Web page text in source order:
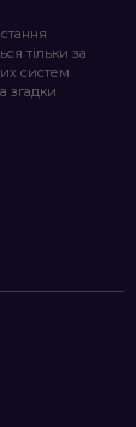
тільки за
систем
згадки